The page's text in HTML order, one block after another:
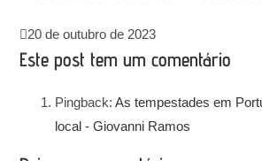
20 de outubro de 2023
Este post tem um comentário
Pingback:As tempestades em
local - Giovanni Ramos